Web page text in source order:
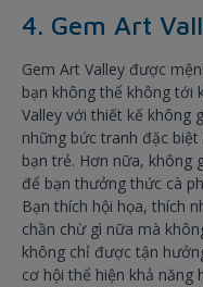
4. Gem Art
Gem Art Valley được
bạn không thể không tới
Valley với thiết kế không
những bức tranh đặc
bạn trẻ. Hơn nữa, không
để bạn thưởng thức cà
Bạn thích hội họa, thích
chần chừ gì nữa mà
không chỉ được tận
cơ hội thể hiện khả năng